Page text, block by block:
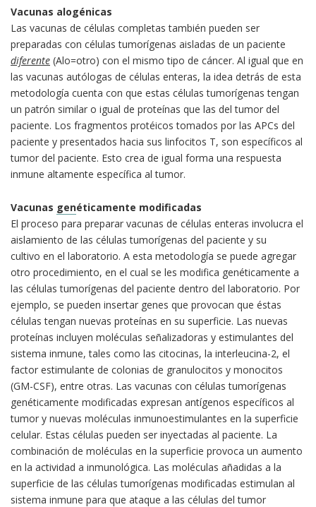
Vacunas alogénicas
Las vacunas de células completas también pueden ser
preparadas con células tumorígenas aisladas de un paciente
diferente (Alo=otro) con el mismo tipo de cáncer. Al igual que en
las vacunas autólogas de células enteras, la idea detrás de esta
metodología cuenta con que estas células tumorígenas tengan
un patrón similar o igual de proteínas que las del tumor del
paciente. Los fragmentos protéicos tomados por las APCs del
paciente y presentados hacia sus linfocitos T, son específicos al
tumor del paciente. Esto crea de igual forma una respuesta
inmune altamente específica al tumor.
Vacunas genéticamente modificadas
El proceso para preparar vacunas de células enteras involucra el
aislamiento de las células tumorígenas del paciente y su
cultivo en el laboratorio. A esta metodología se puede agregar
otro procedimiento, en el cual se les modifica genéticamente a
las células tumorígenas del paciente dentro del laboratorio. Por
ejemplo, se pueden insertar genes que provocan que éstas
células tengan nuevas proteínas en su superficie. Las nuevas
proteínas incluyen moléculas señalizadoras y estimulantes del
sistema inmune, tales como las citocinas, la interleucina-2, el
factor estimulante de colonias de granulocitos y monocitos
(GM-CSF), entre otras. Las vacunas con células tumorígenas
genéticamente modificadas expresan antígenos específicos al
tumor y nuevas moléculas inmunoestimulantes en la superficie
celular. Estas células pueden ser inyectadas al paciente. La
combinación de moléculas en la superficie provoca un aumento
en la actividad a inmunológica. Las moléculas añadidas a la
superficie de las células tumorígenas modificadas estimulan al
sistema inmune para que ataque a las células del tumor